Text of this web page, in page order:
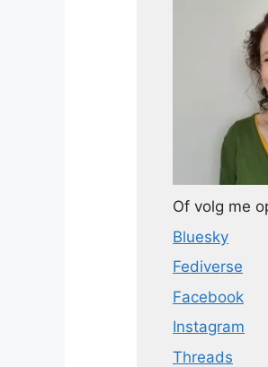
Of volg me
Bluesky
Fediverse
Facebook
Instagram
Threads